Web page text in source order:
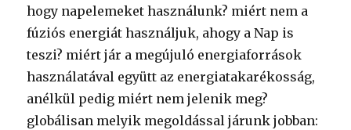
hogy napelemeket használunk? miért nem a
fúziós energiát használjuk, ahogy a Nap is
teszi? miért jár a megújuló energiaforrások
használatával együtt az energiatakarékosság,
anélkül pedig miért nem jelenik meg?
globálisan melyik megoldással járunk jobban: